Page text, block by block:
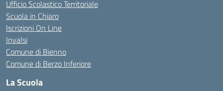
Ufficio Scolastico Territoriale
Scuola in Chiaro
Iscrizioni On Line
Invalsi
Comune di Bienno
Comune di Berzo Inferiore
La Scuola